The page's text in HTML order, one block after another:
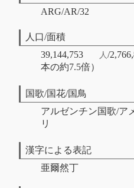
ARG/AR/32
人口/面積
39,144,753
人 /
本の約7.5倍）
国歌/国花/国鳥
アルゼンチン国歌/ア
リ
漢字による表記
亜爾然丁